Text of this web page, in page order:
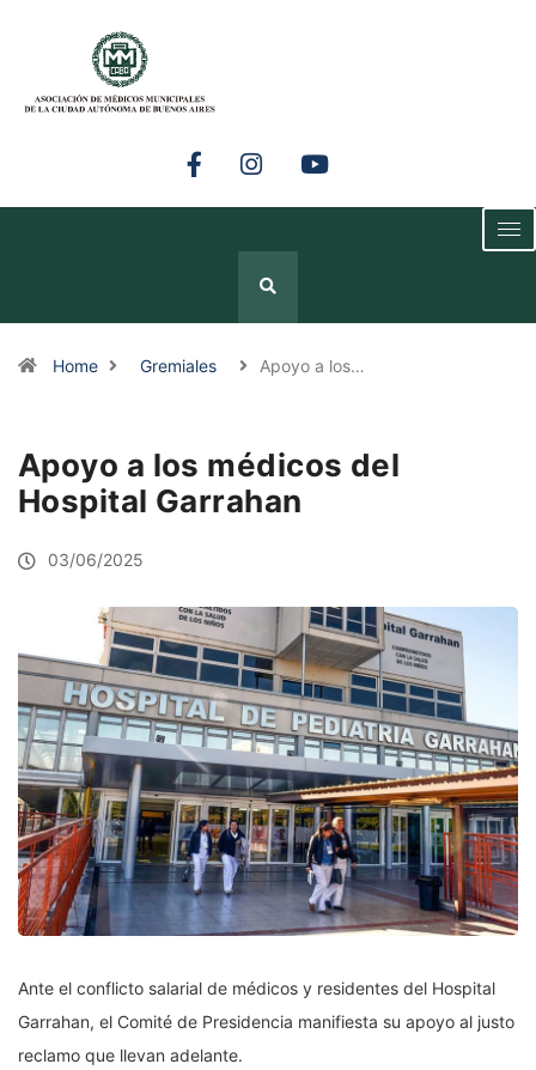
Home Gremiales Apoyo a los…
Apoyo a los médicos del
Hospital Garrahan
03/06/2025
Ante el conflicto salarial de médicos y residentes del Hospital
Garrahan, el Comité de Presidencia manifiesta su apoyo al justo
reclamo que llevan adelante.